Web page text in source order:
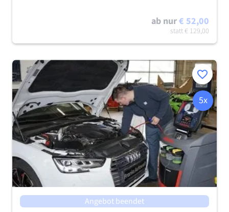
ab nur€ 52,00
statt€ 129,00
Merken
5x
Angebot beendet